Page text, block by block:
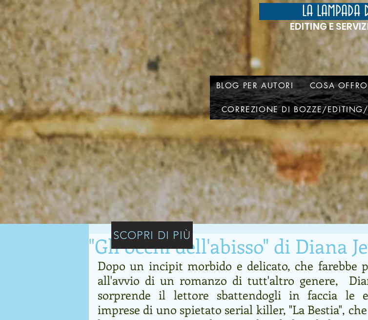
EDITING E SERVIZI
LA LAMPADA
BLOG PER AUTORI COSA OFFRO
CORREZIONE DI BOZZE/
"Gli occhi dell'abisso" di Diana
Dopo un incipit morbido e delicato, che farebbe
all'avvio di un romanzo di tutt'altro genere,
sorprende il lettore sbattendogli in faccia le
imprese di uno spietato serial killer, "La Bestia",
SCOPRI DI PIÙ